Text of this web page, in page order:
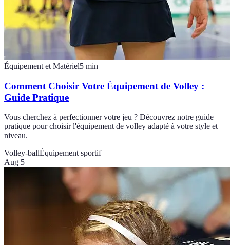
Équipement et Matériel5 min
Comment Choisir Votre Équipement de Volley :
Guide Pratique
Vous cherchez à perfectionner votre jeu ? Découvrez notre guide
pratique pour choisir l'équipement de volley adapté à votre style et
niveau.
Volley-ballÉquipement sportif
Aug 5